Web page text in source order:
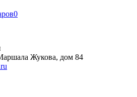
0
Жукова, дом 84